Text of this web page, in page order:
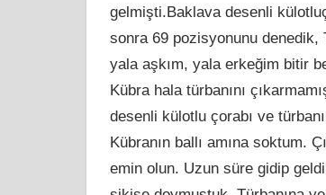
gelmişti.Baklava desenli
sonra 69 pozisyonunu denedik,
yala aşkım, yala erkeğim bitir
Kübra hala türbanını
desenli külotlu çorabı ve
Kübranın ballı amına soktum.
emin olun. Uzun süre gidip